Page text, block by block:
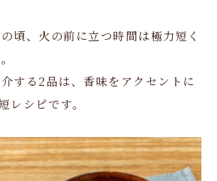
頃、火の前に立つ時間は極力短く
する2品は、香味をアクセントに
レシピです。